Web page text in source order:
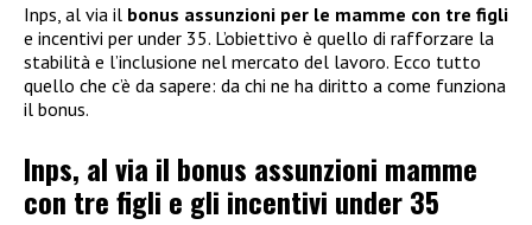
Inps, al via il bonus assunzioni per le mamme con tre figli
e incentivi per under 35. L’obiettivo è quello di rafforzare la
stabilità e l’inclusione nel mercato del lavoro. Ecco tutto
quello che c’è da sapere: da chi ne ha diritto a come funziona
il bonus.
Inps, al via il bonus assunzioni mamme
con tre figli e gli incentivi under 35